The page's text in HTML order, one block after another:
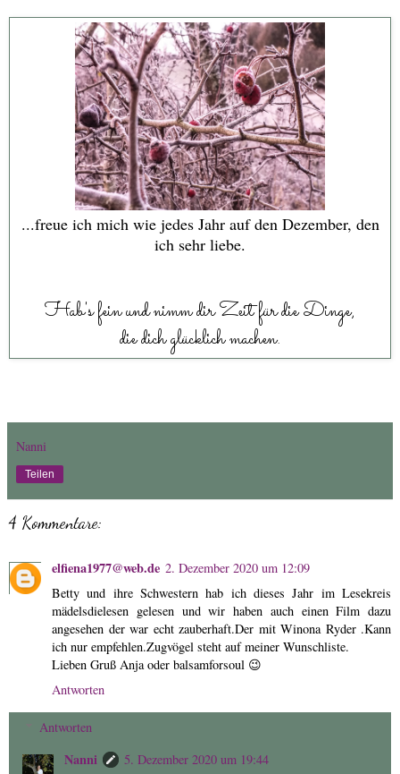
...freue ich mich wie jedes Jahr auf den Dezember, den
ich sehr liebe.
Hab's fein und nimm dir Zeit für die Dinge,
die dich glücklich machen.
Nanni
Teilen
4 Kommentare:
elfiena1977@web.de 2. Dezember 2020 um 12:09
Betty und ihre Schwestern hab ich dieses Jahr im Lesekreis
mädelsdielesen gelesen und wir haben auch einen Film dazu
angesehen der war echt zauberhaft.Der mit Winona Ryder .Kann
ich nur empfehlen.Zugvögel steht auf meiner Wunschliste.
Lieben Gruß Anja oder balsamforsoul 😉
Antworten
Antworten
Nanni
5. Dezember 2020 um 19:44